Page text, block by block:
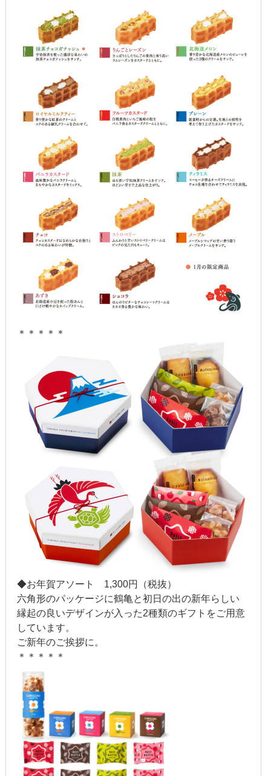
2015年10月
2015年9月
2015年7月
2015年6月
2015年5月
2015年4月
2015年3月
2015年2月
2014年12月
2014年11月
2014年9月
2014年8月
2014年7月
2014年6月
2014年5月
2014年4月
2014年3月
2014年2月
2014年1月
2013年12月
2013年7月
2013年6月
＊＊＊＊＊
◆お年賀アソート 1,300円（税抜）
六角形のパッケージに鶴亀と初日の出の新年らしい
縁起の良いデザインが入った2種類のギフトをご用意
しています。
ご新年のご挨拶に。
＊＊＊＊＊